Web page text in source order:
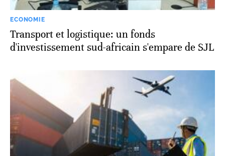
ECONOMIE
Transport et logistique: un fonds
d'investissement sud-africain s'empare de SJL